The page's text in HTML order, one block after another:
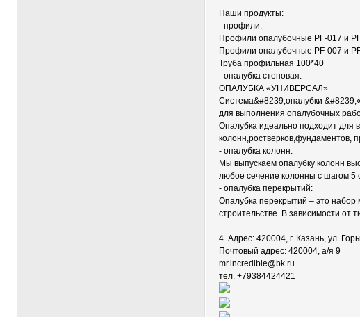
Наши продукты:
- профили:
Профили опалубочные PF-017 и
Профили опалубочные PF-007 и
Труба профильная 100*40
- опалубка стеновая:
ОПАЛУБКА «УНИВЕРСАЛ»
Система&#8239;опалубки
для выполнения опалубочных
Опалубка идеально подходит для
колонн,ростверков,фундаментов,
- опалубка колонн:
Мы выпускаем опалубку колонн
любое сечение колонны с шагом
- опалубка перекрытий:
Опалубка перекрытий – это
строительстве. В зависимости от
4. Адрес: 420004, г. Казань, ул.
Почтовый адрес: 420004, а/я 9
mr.incredible@bk.ru
тел. +79384424421